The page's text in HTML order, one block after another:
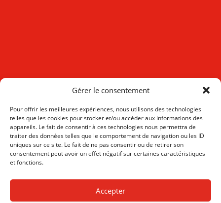
Gérer le consentement
Pour offrir les meilleures expériences, nous utilisons des technologies
telles que les cookies pour stocker et/ou accéder aux informations des
appareils. Le fait de consentir à ces technologies nous permettra de
traiter des données telles que le comportement de navigation ou les ID
uniques sur ce site. Le fait de ne pas consentir ou de retirer son
consentement peut avoir un effet négatif sur certaines caractéristiques
et fonctions.
Accepter